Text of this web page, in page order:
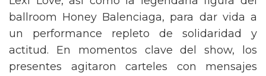
ballroom Honey Balenciaga, para dar vida a
un performance repleto de solidaridad y
actitud. En momentos clave del show, los
presentes agitaron carteles con mensajes